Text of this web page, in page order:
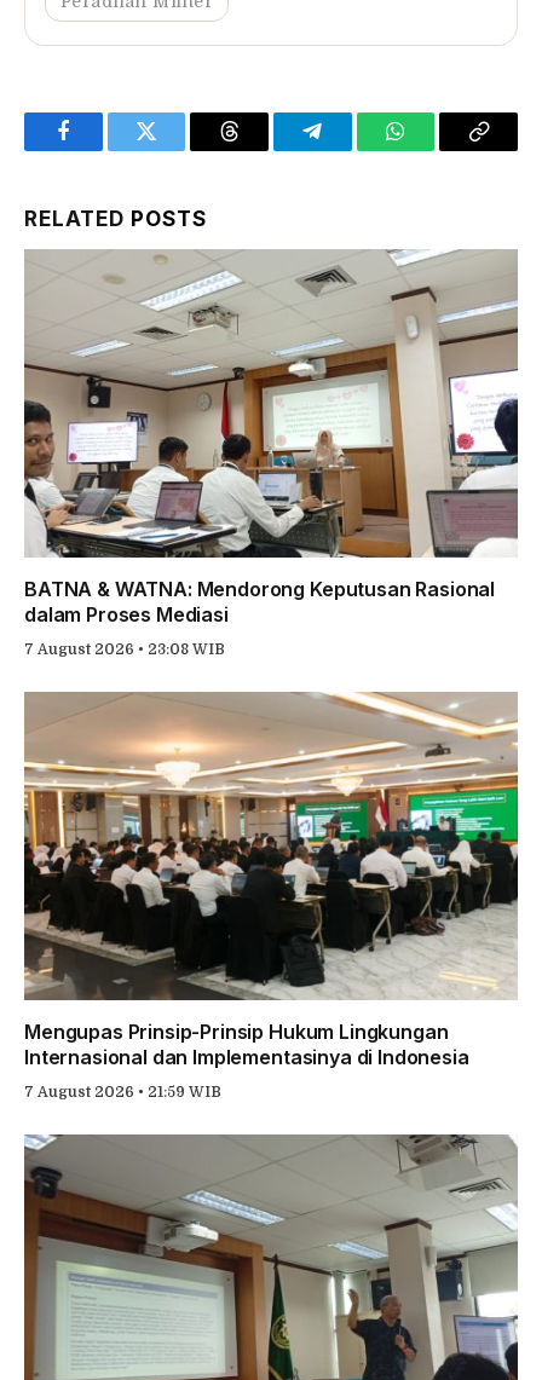
FacebookTwitter Threads TelegramWhatsAppCopy
RELATED POSTS
BATNA & WATNA: Mendorong Keputusan Rasional
dalam Proses Mediasi
7 August 2026 • 23:08 WIB
Mengupas Prinsip-Prinsip Hukum Lingkungan
Internasional dan Implementasinya di Indonesia
7 August 2026 • 21:59 WIB